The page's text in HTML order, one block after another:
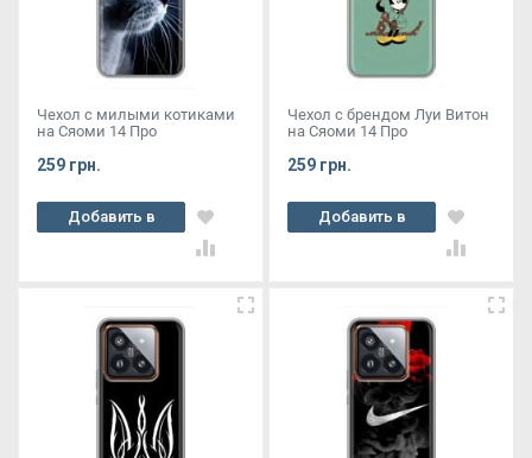
Чехол с милыми котиками
на Сяоми 14 Про
259 грн.
Добавить в
корзину
Чехол с брендом Луи Витон
на Сяоми 14 Про
259 грн.
Добавить в
корзину